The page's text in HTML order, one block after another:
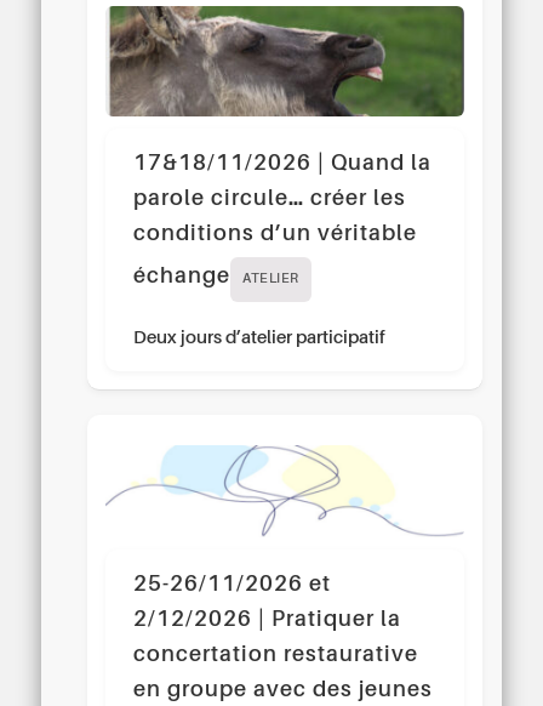
17&18/11/2026 | Quand la
parole circule… créer les
conditions d’un véritable
échange
ATELIER
Deux jours d’atelier participatif
25-26/11/2026 et
2/12/2026 | Pratiquer la
concertation restaurative
en groupe avec des jeunes